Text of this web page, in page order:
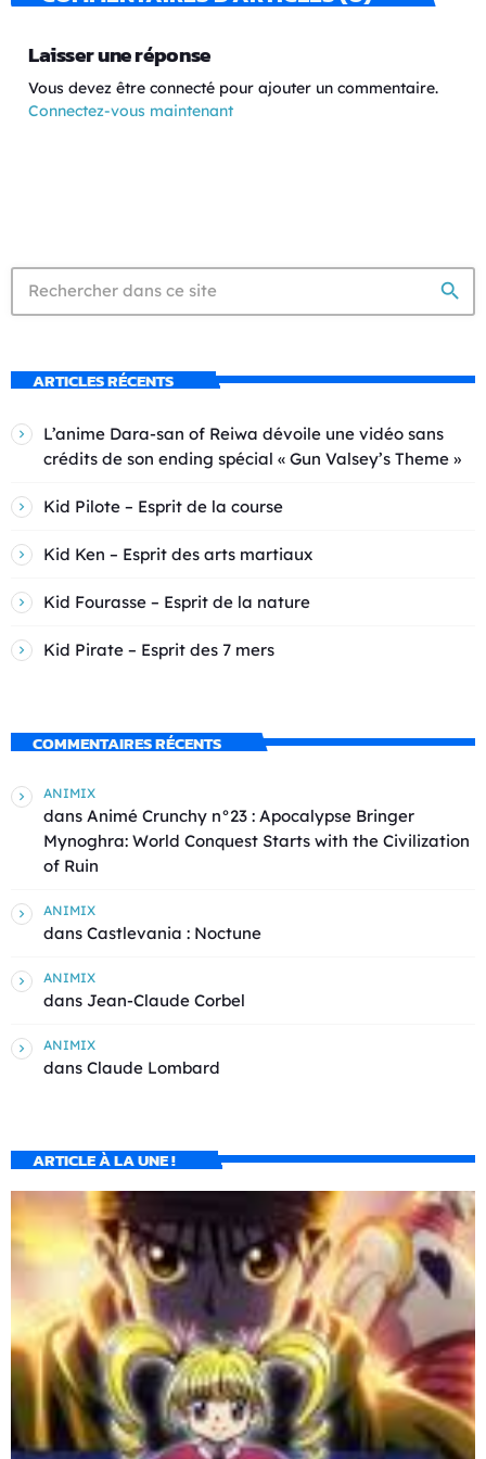
Laisser une réponse
Vous devez être connecté pour ajouter un commentaire.
Connectez-vous maintenant
search
ARTICLES RÉCENTS
L’anime Dara-san of Reiwa dévoile une vidéo sans
crédits de son ending spécial « Gun Valsey’s Theme »
Kid Pilote – Esprit de la course
Kid Ken – Esprit des arts martiaux
Kid Fourasse – Esprit de la nature
Kid Pirate – Esprit des 7 mers
COMMENTAIRES RÉCENTS
ANIMIX
dans Animé Crunchy n°23 : Apocalypse Bringer
Mynoghra: World Conquest Starts with the Civilization
of Ruin
ANIMIX
dans Castlevania : Noctune
ANIMIX
dans Jean-Claude Corbel
ANIMIX
dans Claude Lombard
ARTICLE À LA UNE !